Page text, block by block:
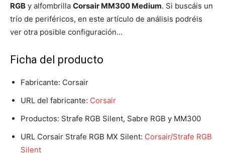
RGB y alfombrilla Corsair MM300 Medium. Si buscáis un
trío de periféricos, en este artículo de análisis podréis
ver otra posible configuración…
Ficha del producto
Fabricante: Corsair
URL del fabricante: Corsair
Productos: Strafe RGB Silent, Sabre RGB y MM300
URL Corsair Strafe RGB MX Silent: Corsair/Strafe RGB
Silent